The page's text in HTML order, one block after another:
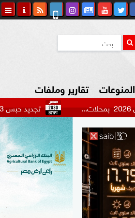
المنوعات
السياحة في مصر
التكنولوجيا
المرأة والأسرة
السيارات
تقارير وملفات
تجديد حبس 3 متهمين بالتنقيب عن الآثار بقنا 15 يومًا